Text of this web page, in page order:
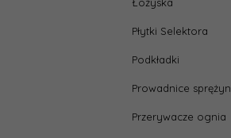
Płytki Selektora
Podkładki
Prowadnice sprężyn
Przerywacze ognia